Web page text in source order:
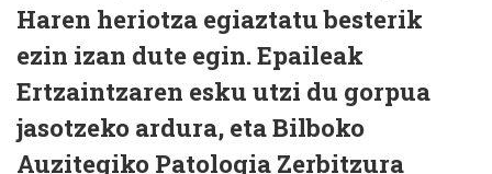
Haren heriotza egiaztatu besterik
ezin izan dute egin. Epaileak
Ertzaintzaren esku utzi du gorpua
jasotzeko ardura, eta Bilboko
Auzitegiko Patologia Zerbitzura